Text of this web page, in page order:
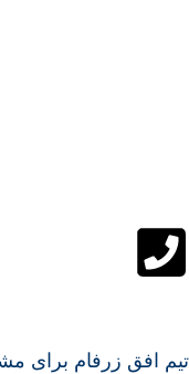
تیم افق زرفام برای